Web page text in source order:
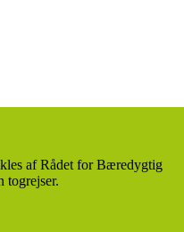
af Rådet for Bæredygtig
togrejser.